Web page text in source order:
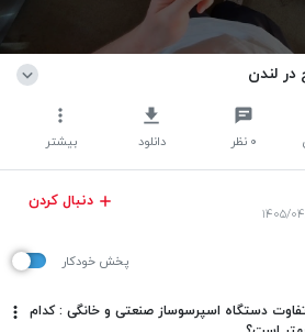
در لندن
۰ نظر دانلود بیشتر
دنبال کردن
پخش خودکار
دستگاه اسپرسوساز صنعتی و خانگی : کدام